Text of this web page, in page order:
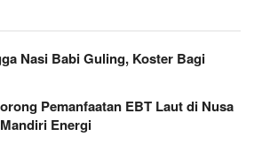
Nasi Babi Guling, Koster Bagi
Pemanfaatan EBT Laut di Nusa
Energi